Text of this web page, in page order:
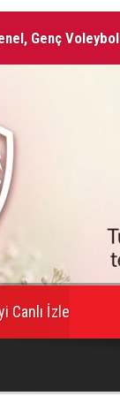
Erkon’a Ziyaret
Canlı İzle